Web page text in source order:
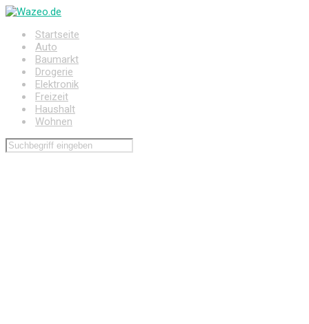
Zum
springenStartseite
Auto
Baumarkt
Drogerie
Elektronik
Freizeit
Haushalt
Wohnen